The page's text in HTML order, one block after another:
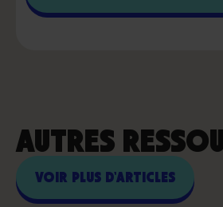
AUTRES
VOIR PLUS D'ARTICLES